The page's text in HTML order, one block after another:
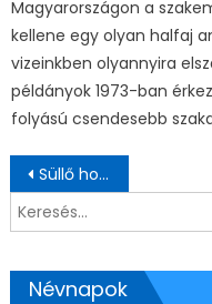
Magyarországon a
kellene egy olyan halfaj
vizeinkben olyannyira
példányok 1973-ban
folyású csendesebb
Bejegyzés
Süllő horgászata és ismertetése
Keresés:
Névnapok